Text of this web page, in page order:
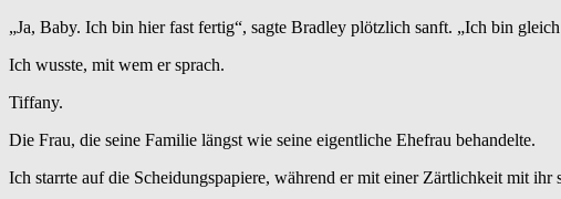
„Ja, Baby. Ich bin hier fast fertig“, sagte Bradley plötzlich sanft. „Ich bin
Ich wusste, mit wem er sprach.
Tiffany.
Die Frau, die seine Familie längst wie seine eigentliche Ehefrau behandelte.
Ich starrte auf die Scheidungspapiere, während er mit einer Zärtlichkeit mit